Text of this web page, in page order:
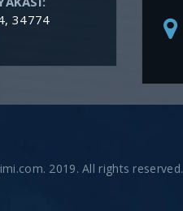
34774
2019. All rights reserved.